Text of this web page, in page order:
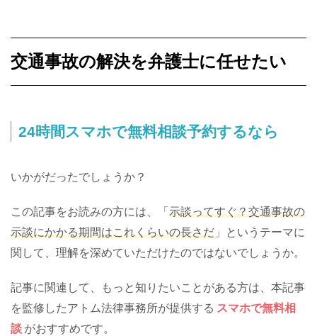
交通事故の解決を弁護士に任せたい
24時間スマホで無料相談予約するなら
いかがだったでしょうか？
この記事をお読みの方には、「 示談ってすぐ？交通事故の
示談にかかる期間はこれくらいの長さだ 」というテーマに
関して、理解を深めていただけたのではないでしょうか。
記事に関連して、もっと知りたいことがある方は、本記事
を監修したアトム法律事務所が提供する スマホで無料相
談 がおすすめです。